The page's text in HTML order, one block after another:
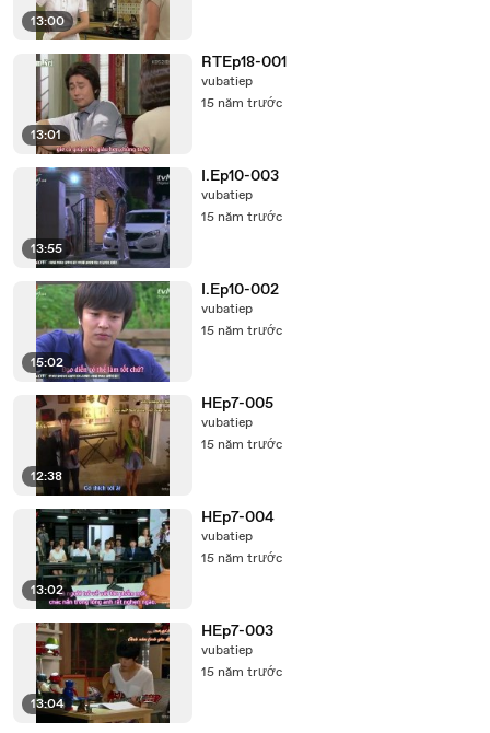
13:00
13:01
RTEp18-001
vubatiep
15 năm trước
13:55
I.Ep10-003
vubatiep
15 năm trước
15:02
I.Ep10-002
vubatiep
15 năm trước
12:38
HEp7-005
vubatiep
15 năm trước
13:02
HEp7-004
vubatiep
15 năm trước
13:04
HEp7-003
vubatiep
15 năm trước